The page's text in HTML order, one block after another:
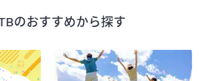
のおすすめから探す